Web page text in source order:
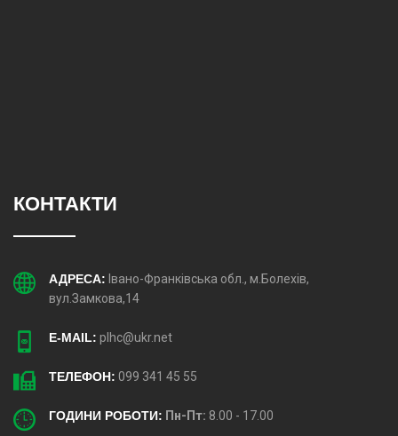
КОНТАКТИ
АДРЕСА: Івано-Франківська обл., м.Болехів,
вул.Замкова,14
E-MAIL: plhc@ukr.net
ТЕЛЕФОН: 099 341 45 55
ГОДИНИ РОБОТИ: Пн-Пт: 8.00 - 17.00